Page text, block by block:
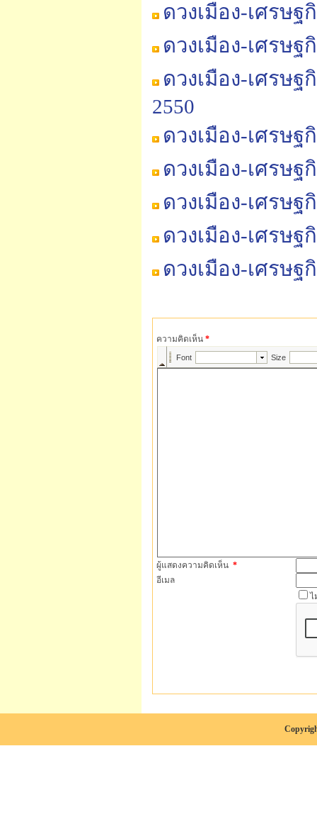
ดวงเมือง-เศรษ
ดวงเมือง-เศรษ
ดวงเมือง-เศรษ
2550
ดวงเมือง-เศรษ
ดวงเมือง-เศรษ
ดวงเมือง-เศรษ
ดวงเมือง-เศรษ
ดวงเมือง-เศรษ
ความคิดเห็น *
ผู้แสดงความคิดเห็น *
อีเมล
ไ